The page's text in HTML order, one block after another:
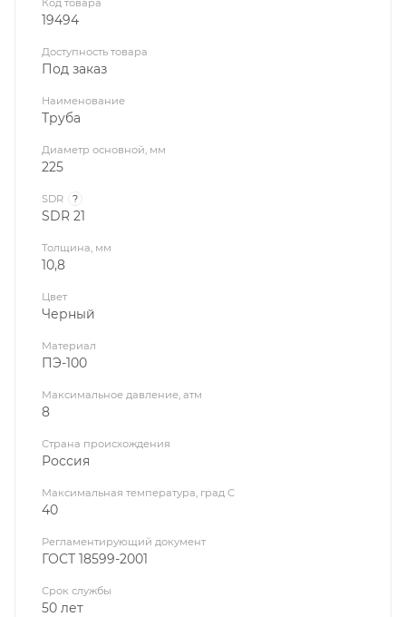
19494
Доступность товара
Под заказ
Наименование
Труба
Диаметр основной, мм
225
SDR ?
SDR 21
Толщина, мм
10,8
Цвет
Черный
Материал
ПЭ-100
Максимальное давление, атм
8
Страна происхождения
Россия
Максимальная температура, град С
40
Регламентирующий документ
ГОСТ 18599-2001
Срок службы
50 лет